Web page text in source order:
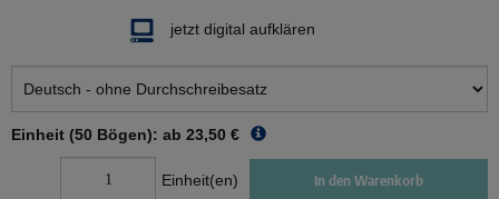
jetzt digital aufklären
Einheit (50 Bögen): ab 23,50 €
Einheit(en) In den Warenkorb